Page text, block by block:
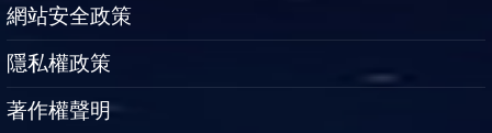
網站安全政策
隱私權政策
著作權聲明